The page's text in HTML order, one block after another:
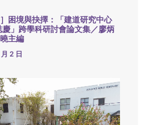
］困境與抉擇：「建道研究中心
」跨學科研討會論文集／廖炳
主編
2 日